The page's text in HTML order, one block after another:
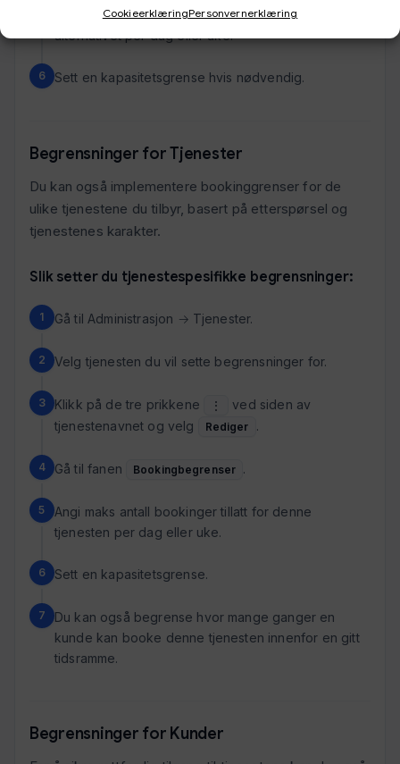
CookieerklæringPersonvernerklæring
Angi maks antall bookinger tillatt for dette
alternativet per dag eller uke.
Sett en kapasitetsgrense hvis nødvendig.
Begrensninger for Tjenester
Du kan også implementere bookinggrenser for de
ulike tjenestene du tilbyr, basert på etterspørsel og
tjenestenes karakter.
Slik setter du tjenestespesifikke begrensninger:
Gå til Administrasjon → Tjenester.
Velg tjenesten du vil sette begrensninger for.
Klikk på de tre prikkene ⋮
ved siden av
tjenestenavnet og velg
Rediger .
Gå til fanen Bookingbegrenser .
Angi maks antall bookinger tillatt for denne
tjenesten per dag eller uke.
Sett en kapasitetsgrense.
Du kan også begrense hvor mange ganger en
kunde kan booke denne tjenesten innenfor en gitt
tidsramme.
Begrensninger for Kunder